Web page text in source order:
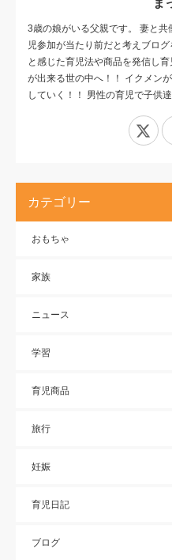
ま
3歳の娘がいる父親です。 妻と
児参加が当たり前だと考えブロ
と感じた育児法や商品を発信し
が出来る世の中へ！！ イクメン
していく！！ 男性の育児で子供
X
カテゴリー
おもちゃ
家族
ニュース
学習
育児商品
旅行
妊娠
育児日記
ブログ